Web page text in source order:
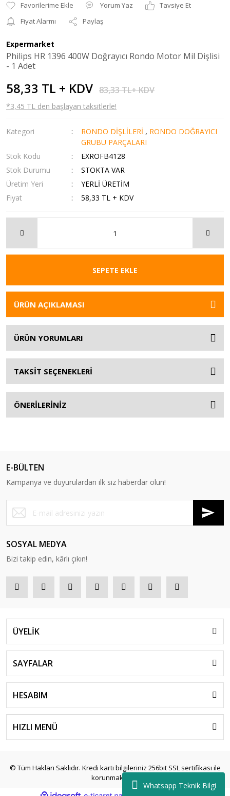
Whatsapp Teknik Bilgi
Yorum Yaz
Tavsiye Et
Fiyat Alarmı
Paylaş
Expermarket
Philips HR 1396 400W Doğrayıcı Rondo Motor Mil Dişlisi
- 1 Adet
58,33 TL + KDV 83,33 TL+ KDV
*3,45 TL den başlayan taksitlerle!
Kategori RONDO DİŞLİLERİ , RONDO DOĞRAYICI
GRUBU PARÇALARI
Stok Kodu
EXROFB4128
Stok Durumu
STOKTA VAR
Üretim Yeri
YERLİ ÜRETİM
Fiyat
58,33 TL + KDV
SEPETE EKLE
ÜRÜN AÇIKLAMASI
ÜRÜN YORUMLARI
TAKSİT SEÇENEKLERİ
ÖNERİLERİNİZ
E-BÜLTEN
Kampanya ve duyurulardan ilk siz haberdar olun!
SOSYAL MEDYA
Bizi takip edin, kârlı çıkın!
ÜYELİK
SAYFALAR
HESABIM
HIZLI MENÜ
© Tüm Hakları Saklıdır. Kredi kartı bilgileriniz 256bit SSL sertifikası ile
korunmaktadır.